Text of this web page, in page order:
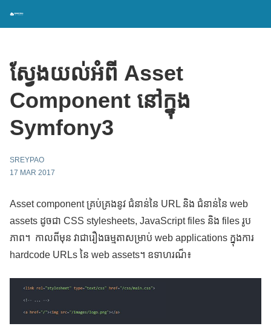
ស្វែងយល់អំពី Asset
Component នៅក្នុង
Symfony3
SREYPAO
17 MAR 2017
Asset component គ្រប់គ្រងនូវ ជំនាន់នៃ URL និង ជំនាន់នៃ web
assets ដូចជា CSS stylesheets, JavaScript files និង files រូប
ភាព។ កាលពីមុន វាជារឿងធម្មតាសម្រាប់ web applications ក្នុងការ
hardcode URLs នៃ web assets។ ឧទាហរណ៏៖